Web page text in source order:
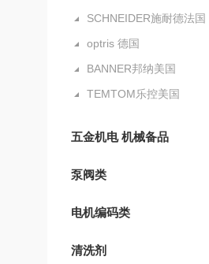
SCHNEIDER施耐德法国
optris 德国
BANNER邦纳美国
TEMTOM乐控美国
五金机电 机械备品
泵阀类
电机编码类
清洗剂